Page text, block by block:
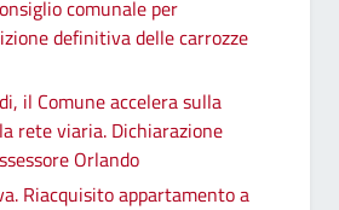
comunale per
definitiva delle carrozze
il Comune accelera sulla
rete viaria. Dichiarazione
Orlando
Riacquisito appartamento a